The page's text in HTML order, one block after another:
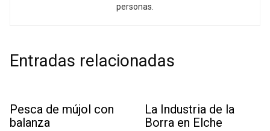
personas.
Entradas relacionadas
Pesca de mújol con
balanza
La Industria de la
Borra en Elche